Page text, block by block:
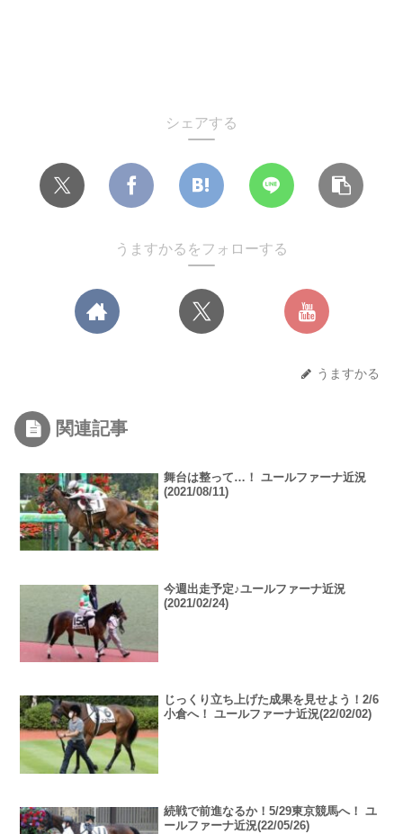
シェアする
うますかるをフォローする
うますかる
関連記事
舞台は整って…！ ユールファーナ近況
(2021/08/11)
今週出走予定♪ユールファーナ近況
(2021/02/24)
じっくり立ち上げた成果を見せよう！2/6
小倉へ！ ユールファーナ近況(22/02/02)
続戦で前進なるか！5/29東京競馬へ！ ユ
ールファーナ近況(22/05/26)